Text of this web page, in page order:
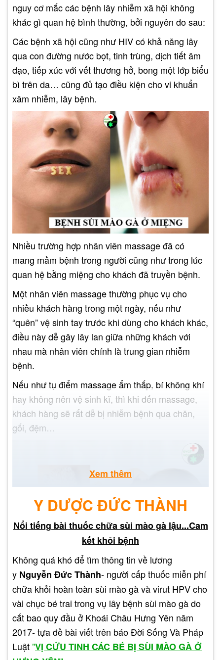
nguy cơ mắc các bệnh lây nhiễm xã hội không
khác gì quan hệ bình thường, bởi nguyên do sau:
Các bệnh xã hội cũng như HIV có khả năng lây
qua con đường nước bọt, tinh trùng, dịch tiết âm
đạo, tiếp xúc với vết thương hở, bong một lớp biểu
bì trên da… cũng đủ tạo điều kiện cho vi khuẩn
xâm nhiễm, lây bệnh.
Nhiều trường hợp nhân viên massage đã có
mang mầm bệnh trong người cũng như trong lúc
quan hệ bằng miệng cho khách đã truyền bệnh.
Một nhân viên massage thường phục vụ cho
nhiều khách hàng trong một ngày, nếu như
“quên” vệ sinh tay trước khi dùng cho khách khác,
điều này dễ gây lây lan giữa những khách với
nhau mà nhân viên chính là trung gian nhiễm
bệnh.
Nếu như tụ điểm massage ẩm thấp, bí không khí
hay không nên vệ sinh kĩ, thì khi đến massage,
khách hàng sẽ rất dễ bị nhiễm bệnh qua chăn,
gối, đệm…
Dịch vụ massage không xấu, còn có khả năng
giúp cơ thể thoải mái, giải tỏa stress trong cơ thể,
tuy nhiên không cần có những giao hợp bừa bãi
trong quy trình massage, điều này có khả năng
Xem thêm
Y DƯỢC ĐỨC THÀNH
Nổi tiếng bài thuốc chữa sùi mào gà lậu...Cam
kết khỏi bệnh
Không quá khó để tìm thông tin về lương
y Nguyễn Đức Thành- người cấp thuốc miễn phí
chữa khỏi hoàn toàn sùi mào gà và virut HPV cho
vài chục bé trai trong vụ lây bệnh sùi mào gà do
cắt bao quy đầu ở Khoái Châu Hưng Yên năm
2017- tựa đề bài viết trên báo Đời Sống Và Pháp
Luật "VỊ CỨU TINH CÁC BÉ BỊ SÙI MÀO GÀ Ở